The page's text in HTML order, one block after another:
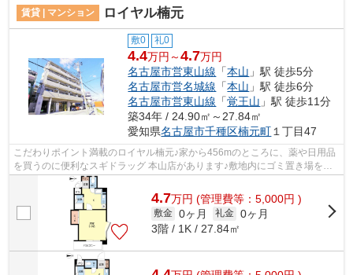
賃貸 | マンション ロイヤル楠元
敷0 礼0
4.4万円～4.7万円
名古屋市営東山線 「本山 」駅 徒歩5分
名古屋市営名城線 「本山 」駅 徒歩6分
名古屋市営東山線 「覚王山 」駅 徒歩11分
築34年 / 24.90㎡～27.84㎡
愛知県名古屋市千種区楠元町 １丁目47
こだわりポイント満載のロイヤル楠元♪家から456mのところに、薬や日用品
を買うのに便利なスギドラッグ 本山店があります♪敷地内にゴミ置き場を備
えているので敷地外に出る必要が無く、...
4.7万円 (管理費等：5,000円 )
敷金 0ヶ月 礼金 0ヶ月
3階 / 1K / 27.84㎡